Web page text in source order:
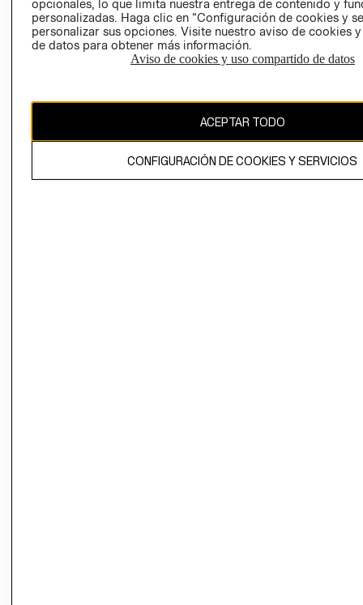
AVISO DE
COOKIES
Uruguay ($U)
opcionales, lo que limita nuestra entrega de contenido y
personalizadas. Haga clic en “Configuración de cookies y
personalizar sus opciones. Visite nuestro aviso de cookies
de datos para obtener más información.
Aviso de cookies y uso compartido de datos
ACEPTAR TODO
CONFIGURACIÓN DE COOKIES Y SERVICIOS